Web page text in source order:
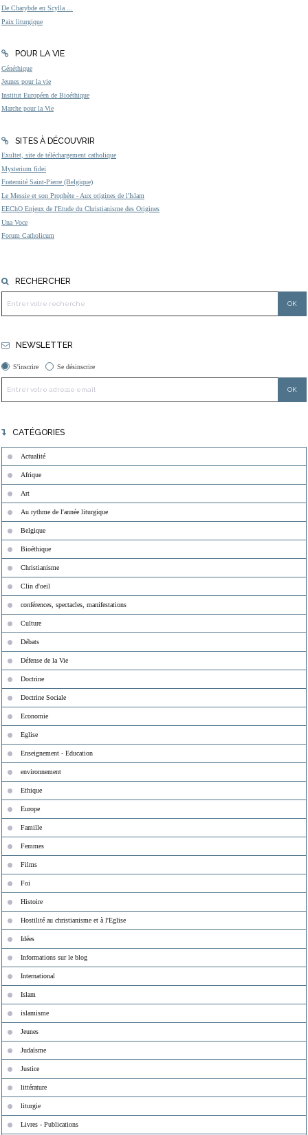
De Charybde en Scylla ...
Paix liturgique
POUR LA VIE
Généthique
Jeunes pour la vie
Institut Européen de Bioéthique
Marche pour la Vie
SITES À DÉCOUVRIR
Exultet, site de téléchargement catholique
Mysterium fidei
Fraternité Saint-Pierre (Belgique)
Le Messie et son Prophète - Aux origines de l'Islam
EEChO Enjeux de l'Etude du Christianisme des Origines
Una Voce
Forum Catholicum
RECHERCHER
NEWSLETTER
S'inscrire Se désinscrire
CATÉGORIES
Actualité
Afrique
Art
Au rythme de l'année liturgique
Belgique
Bioéthique
Christianisme
Clin d'oeil
conférences, spectacles, manifestations
Culture
Débats
Défense de la Vie
Doctrine
Doctrine Sociale
Economie
Eglise
Enseignement - Education
environnement
Ethique
Europe
Famille
Femmes
Films
Foi
Histoire
Hostilité au christianisme et à l'Eglise
Idées
Informations sur le blog
International
Islam
islamisme
Jeunes
Judaïsme
Justice
littérature
liturgie
Livres - Publications